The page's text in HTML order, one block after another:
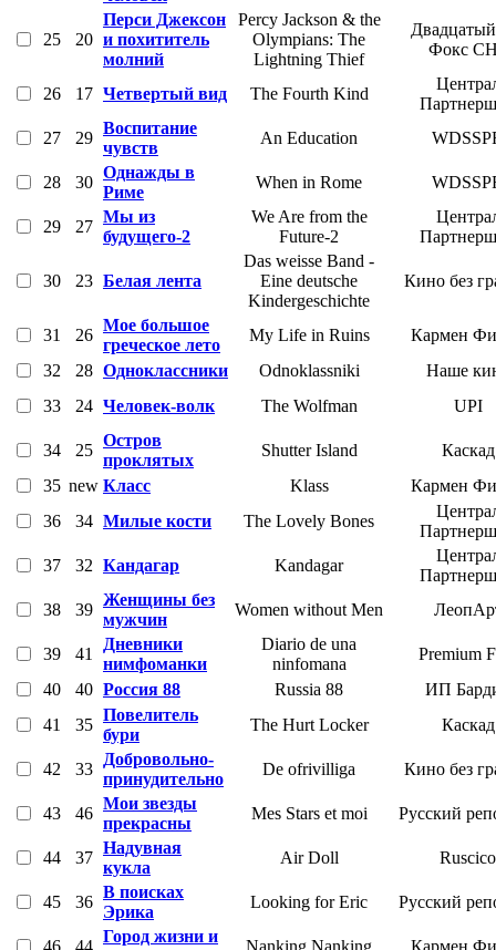
25 20
Перси Джексон
и похититель
молний
Percy Jackson & the
Olympians: The
Lightning Thief
Фокс
26 17 Четвертый вид The Fourth Kind
27
29
Воспитание
чувств
An Education
28 30
Однажды в
Риме
When in Rome
29 27
Мы из
будущего-2
We Are from the
Future-2
30 23 Белая лента
Das weisse Band -
Eine deutsche
Kindergeschichte
Кино без
31 26
Мое большое
греческое лето
My Life in Ruins
Кармен
32
28 Одноклассники Odnoklassniki
Наше
33
24 Человек-волк The Wolfman UPI
34 25
Остров
проклятых
Shutter Island
Каскад
35 new Класс Klass
Кармен
36
34 Милые кости The Lovely Bones
37
32 Кандагар Kandagar
38
39
Женщины без
мужчин
Women without Men
39 41
Дневники
нимфоманки
Diario de una
ninfomana
Premium
40
40 Россия 88 Russia 88
ИП
41
35
Повелитель
бури
The Hurt Locker Каскад
42 33
Добровольно-
принудительно
De ofrivilliga Кино без
43 46
Мои звезды
прекрасны
Mes Stars et moi Русский
44 37
Надувная
кукла
Air Doll Ruscico
45 36
В поисках
Эрика
Looking for Eric Русский
46 44
Город жизни и
Nanking Nanking Кармен